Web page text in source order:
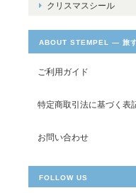
クリスマスシール
ABOUT STEMPEL ― 旅
ご利用ガイド
特定商取引法に基づく表
お問い合わせ
FOLLOW US